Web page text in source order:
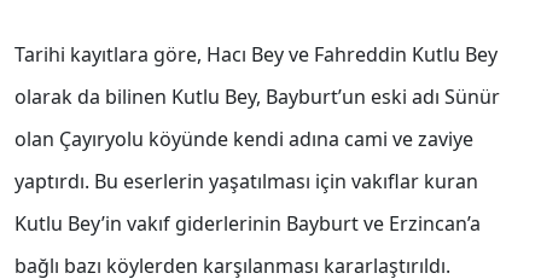
Tarihi kayıtlara göre, Hacı Bey ve Fahreddin Kutlu Bey
olarak da bilinen Kutlu Bey, Bayburt’un eski adı Sünür
olan Çayıryolu köyünde kendi adına cami ve zaviye
yaptırdı. Bu eserlerin yaşatılması için vakıflar kuran
Kutlu Bey’in vakıf giderlerinin Bayburt ve Erzincan’a
bağlı bazı köylerden karşılanması kararlaştırıldı.